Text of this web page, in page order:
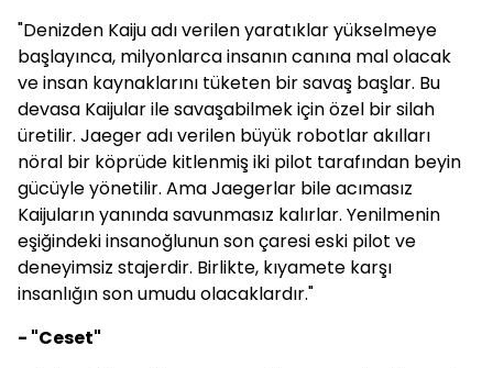
"Denizden Kaiju adı verilen yaratıklar yükselmeye
başlayınca, milyonlarca insanın canına mal olacak
ve insan kaynaklarını tüketen bir savaş başlar. Bu
devasa Kaijular ile savaşabilmek için özel bir silah
üretilir. Jaeger adı verilen büyük robotlar akılları
nöral bir köprüde kitlenmiş iki pilot tarafından beyin
gücüyle yönetilir. Ama Jaegerlar bile acımasız
Kaijuların yanında savunmasız kalırlar. Yenilmenin
eşiğindeki insanoğlunun son çaresi eski pilot ve
deneyimsiz stajerdir. Birlikte, kıyamete karşı
insanlığın son umudu olacaklardır."
- "Ceset"